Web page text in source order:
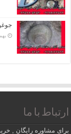
بهمن
ارتباط با ما
برای مشاوره رایگان ,